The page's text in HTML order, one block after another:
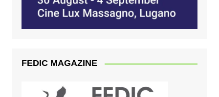
FEDIC MAGAZINE